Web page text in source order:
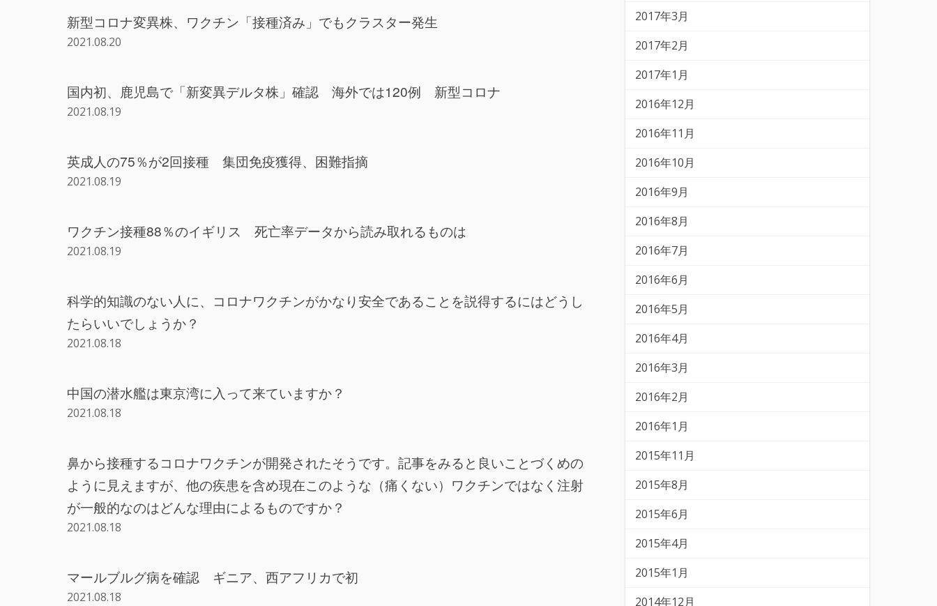
新型コロナ変異株、ワクチン「接種済み」でもクラスター発生
2021.08.20
国内初、鹿児島で「新変異デルタ株」確認 海外では120例 新型コロナ
2021.08.19
英成人の75％が2回接種 集団免疫獲得、困難指摘
2021.08.19
ワクチン接種88％のイギリス 死亡率データから読み取れるものは
2021.08.19
科学的知識のない人に、コロナワクチンがかなり安全であることを説得するにはどうし
たらいいでしょうか？
2021.08.18
中国の潜水艦は東京湾に入って来ていますか？
2021.08.18
鼻から接種するコロナワクチンが開発されたそうです。記事をみると良いことづくめの
ように見えますが、他の疾患を含め現在このような（痛くない）ワクチンではなく注射
が一般的なのはどんな理由によるものですか？
2021.08.18
マールブルグ病を確認 ギニア、西アフリカで初
2021.08.18
2017年3月
2017年2月
2017年1月
2016年12月
2016年11月
2016年10月
2016年9月
2016年8月
2016年7月
2016年6月
2016年5月
2016年4月
2016年3月
2016年2月
2016年1月
2015年11月
2015年8月
2015年6月
2015年4月
2015年1月
2014年12月